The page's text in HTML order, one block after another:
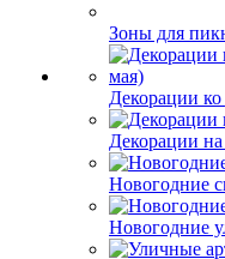
Зоны для
Декорации
Декорации
Новогодние
Новогодние